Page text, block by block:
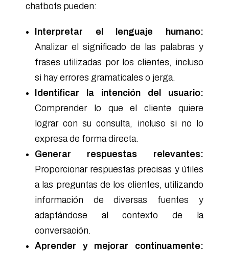
chatbots pueden:
Interpretar el lenguaje humano:
Analizar el significado de las palabras y
frases utilizadas por los clientes, incluso
si hay errores gramaticales o jerga.
Identificar la intención del usuario:
Comprender lo que el cliente quiere
lograr con su consulta, incluso si no lo
expresa de forma directa.
Generar respuestas relevantes:
Proporcionar respuestas precisas y útiles
a las preguntas de los clientes, utilizando
información de diversas fuentes y
adaptándose al contexto de la
conversación.
Aprender y mejorar continuamente: